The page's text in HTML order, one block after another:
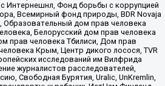
Интернешнл, Фонд борьбы с коррупцией
Всемирный фонд природы, BDR Novaja
Образовательный дом прав человека
Белорусский дом прав человека
прав человека Тбилиси, Дом прав
Крым, Центр дикого лосося, TVR
исследований им Вилфрида
журналистов расследователей,
Свободная Бурятия, Uralic, UnKremlin,